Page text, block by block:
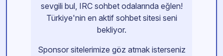
sevgili bul, IRC sohbet odalarında eğlen!
Türkiye'nin en aktif sohbet sitesi seni
bekliyor.
Sponsor sitelerimize göz atmak isterseniz